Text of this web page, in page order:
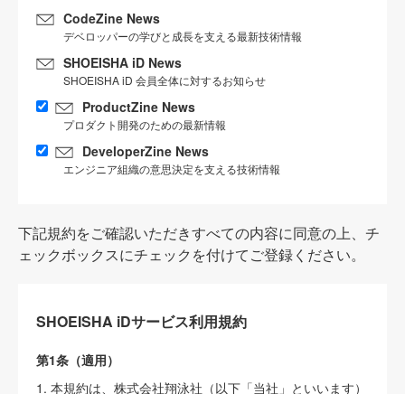
CodeZine News
デベロッパーの学びと成長を支える最新技術情報
SHOEISHA iD News
SHOEISHA iD 会員全体に対するお知らせ
ProductZine News
プロダクト開発のための最新情報
DeveloperZine News
エンジニア組織の意思決定を支える技術情報
下記規約をご確認いただきすべての内容に同意の上、チ
ェックボックスにチェックを付けてご登録ください。
SHOEISHA iDサービス利用規約
第1条（適用）
1. 本規約は、株式会社翔泳社（以下「当社」といいます）